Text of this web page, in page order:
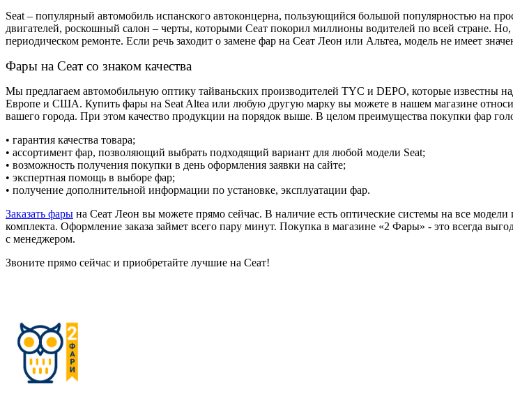
Seat – популярный автомобиль испанского автоконцерна, пользующийся большой популярностью на
двигателей, роскошный салон – черты, которыми Сеат покорил миллионы водителей по всей стране.
периодическом ремонте. Если речь заходит о замене фар на Сеат Леон или Альтеа, модель не имеет
Фары на Сеат со знаком качества
Мы предлагаем автомобильную оптику тайваньских производителей TYC и DEPO, которые известны
Европе и США. Купить фары на Seat Altea или любую другую марку вы можете в нашем магазине
вашего города. При этом качество продукции на порядок выше. В целом преимущества покупки фар
• гарантия качества товара;
• ассортимент фар, позволяющий выбрать подходящий вариант для любой модели Seat;
• возможность получения покупки в день оформления заявки на сайте;
• экспертная помощь в выборе фар;
• получение дополнительной информации по установке, эксплуатации фар.
Заказать фары на Сеат Леон вы можете прямо сейчас. В наличие есть оптические системы на все
комплекта. Оформление заказа займет всего пару минут. Покупка в магазине «2 Фары» - это всегда
с менеджером.
Звоните прямо сейчас и приобретайте лучшие на Сеат!